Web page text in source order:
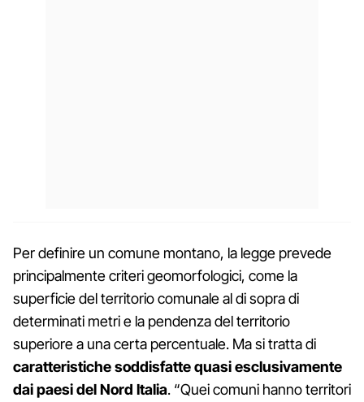
Per definire un comune montano, la legge prevede
principalmente criteri geomorfologici, come la
superficie del territorio comunale al di sopra di
determinati metri e la pendenza del territorio
superiore a una certa percentuale. Ma si tratta di
caratteristiche soddisfatte quasi esclusivamente
dai paesi del Nord Italia. “Quei comuni hanno territori